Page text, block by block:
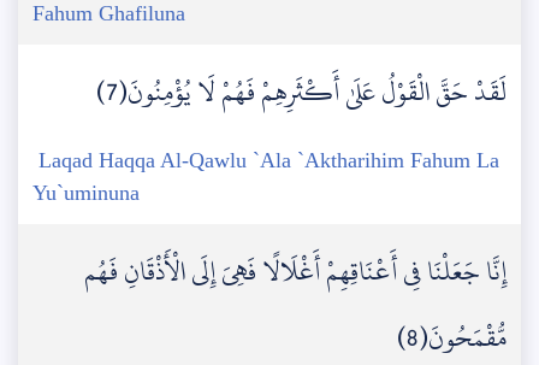
Fahum Ghafiluna
لَقَدْ حَقَّ الْقَوْلُ عَلَىٰ أَكْثَرِهِمْ فَهُمْ لَا يُؤْمِنُونَ(7)
Laqad Haqqa Al-Qawlu `Ala `Aktharihim Fahum La
Yu`uminuna
إِنَّا جَعَلْنَا فِي أَعْنَاقِهِمْ أَغْلَالًا فَهِيَ إِلَى الْأَذْقَانِ فَهُم
مُّقْمَحُونَ(8)